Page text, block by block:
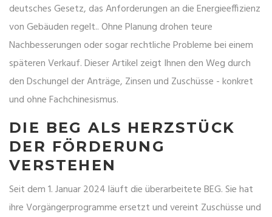
deutsches Gesetz, das Anforderungen an die Energieeffizienz
von Gebäuden regelt.. Ohne Planung drohen teure
Nachbesserungen oder sogar rechtliche Probleme bei einem
späteren Verkauf. Dieser Artikel zeigt Ihnen den Weg durch
den Dschungel der Anträge, Zinsen und Zuschüsse - konkret
und ohne Fachchinesismus.
DIE BEG ALS HERZSTÜCK
DER FÖRDERUNG
VERSTEHEN
Seit dem 1. Januar 2024 läuft die überarbeitete BEG. Sie hat
ihre Vorgängerprogramme ersetzt und vereint Zuschüsse und